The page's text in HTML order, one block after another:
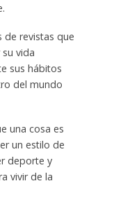
de revistas que
vida
sus hábitos
del mundo
una cosa es
un estilo de
deporte y
vivir de la